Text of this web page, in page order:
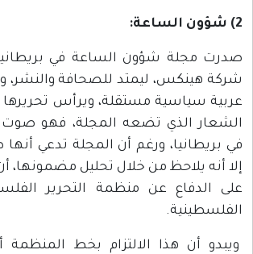
2) شؤون الساعة:
شركة هينكس، ليمتد للصحافة والنشر،
عربية سياسية مستقلة، ويرأس تحريرها
الشعار الذي تضعه المجلة، فهو صوت
في بريطانيا، ورغم أن المجلة تدعي
إلا أنه يلاحظ من خلال تحليل مضمونها،
على الدفاع عن منظمة التحرير
الفلسطينية.
ويبدو أن هذا الالتزام بخط المنظمة